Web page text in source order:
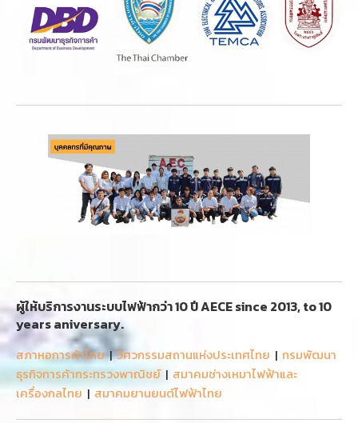
ผู้ให้บริการงานระบบไฟฟ้ากว่า 10 ปี AECE since 2013, to 10
years aniversary.
สภาหอการค้าไทย|วิศวกรรมสถานแห่งประเทศไทย | กรมพัฒนา
ธุรกิจการค้ากระทรวงพาณิชย์| สมาคมช่างเหมาไฟฟ้าและ
เครื่องกลไทย | สมาคมยานยนต์ไฟฟ้าไทย